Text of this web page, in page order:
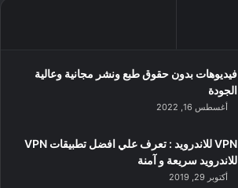
فيديوهات بدون حقوق طبع ونشر مجانية وعالية
الجودة
أغسطس 16, 2022
VPN للاندرويد : تعرف علي افضل تطبيقات VPN
للاندرويد سريعة و آمنة
أكتوبر 29, 2019